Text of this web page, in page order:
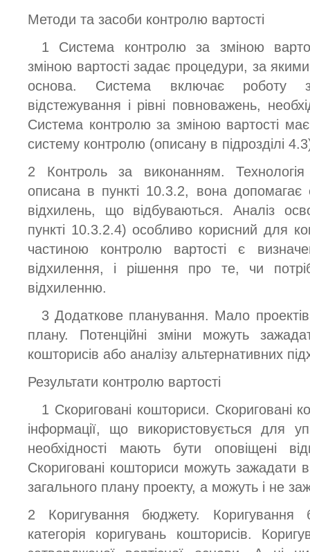
Методи та засоби контролю вартості
1 Система контролю за зміною
зміною вартості задає процедури, за
основа. Система включає роботу
відстежування і рівні повноважень,
Система контролю за зміною вартості
систему контролю (описану в підрозділі
2 Контроль за виконанням.
описана в пункті 10.3.2, вона допомагає
відхилень, що відбуваються. Аналіз
пункті 10.3.2.4) особливо корисний для
частиною контролю вартості є
відхилення, і рішення про те, чи
відхиленню.
3 Додаткове планування. Мало
плану. Потенційні зміни можуть
кошторисів або аналізу альтернативних
Результати контролю вартості
1 Скориговані кошториси. Скориговані
інформації, що використовується для
необхідності мають бути оповіщені
Скориговані кошториси можуть зажадати
загального плану проекту, а можуть і не
2 Коригування бюджету.
категорія коригувань кошторисів.